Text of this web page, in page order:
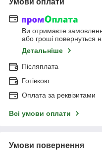
Умови оплати
Ви отримаєте
або гроші повернуться
Детальніше
Післяплата
Готівкою
Оплата за реквізитами
Всі умови оплати
Умови повернення